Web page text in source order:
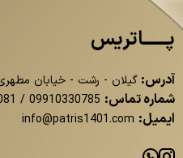
پــــــاتریس
آدرس: گیلان - رشت - خیابان
شماره تماس: 09910330785
/
ایمیل: info@patris1401.com